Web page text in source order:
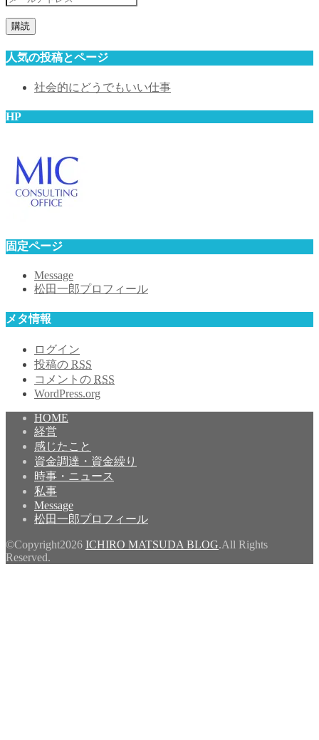
ル
ド
人気の投稿とページ
社会的にどうでもいい仕事
HP
固定ページ
Message
松田一郎プロフィール
メタ情報
ログイン
投稿の RSS
コメントの RSS
WordPress.org
HOME
経営
感じたこと
資金調達・資金繰り
時事・ニュース
私事
Message
松田一郎プロフィール
©Copyright2026 ICHIRO MATSUDA BLOG.All Rights
Reserved.